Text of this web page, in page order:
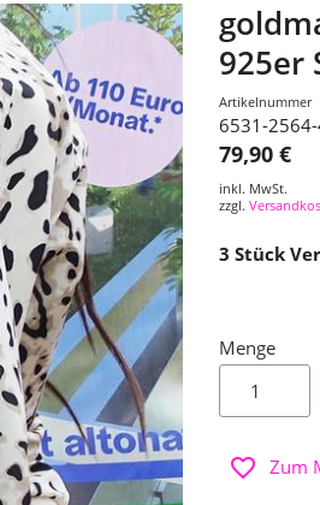
925er
Artikelnummer
6531-
79,90 €
inkl. MwSt.
zzgl.
3 Stück
Menge
Zum